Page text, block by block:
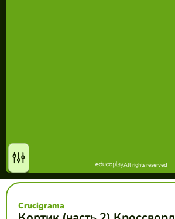
Crucigrama